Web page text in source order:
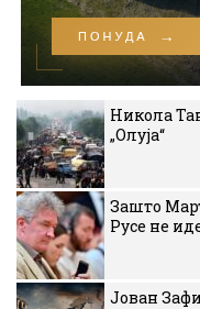
Никола
„Олуја“
Зашто
Русе не
Јован